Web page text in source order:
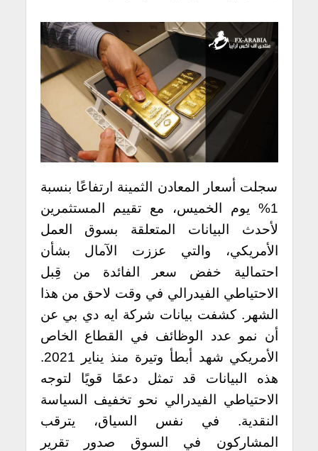
سجلت أسعار المعادن الثمينة ارتفاعًا بنسبة
1% يوم الخميس، مع تقييم المستثمرين
لأحدث البيانات المتعلقة بسوق العمل
الأمريكي، والتي عززت الآمال بشأن
احتمالية خفض سعر الفائدة من قِبل
الاحتياطي الفيدرالي في وقت لاحق من هذا
الشهر. كشفت بيانات شركة ايه دي بي عن
أن نمو عدد الوظائف في القطاع الخاص
الأمريكي شهد أبطأ وتيرة منذ يناير 2021.
هذه البيانات قد تمثل دعمًا قويًا لتوجه
الاحتياطي الفيدرالي نحو تخفيف السياسة
النقدية. في نفس السياق، يترقب
المشاركون في السوق صدور تقرير